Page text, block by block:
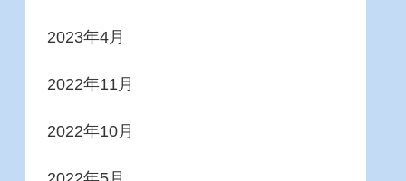
2023年4月
2022年11月
2022年10月